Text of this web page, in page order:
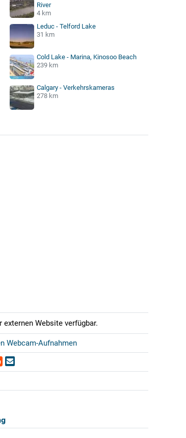
River
4 km
Leduc - Telford Lake
31 km
Cold Lake - Marina, Kinosoo Beach
239 km
Calgary - Verkehrskameras
278 km
Website verfügbar.
Webcam-Aufnahmen